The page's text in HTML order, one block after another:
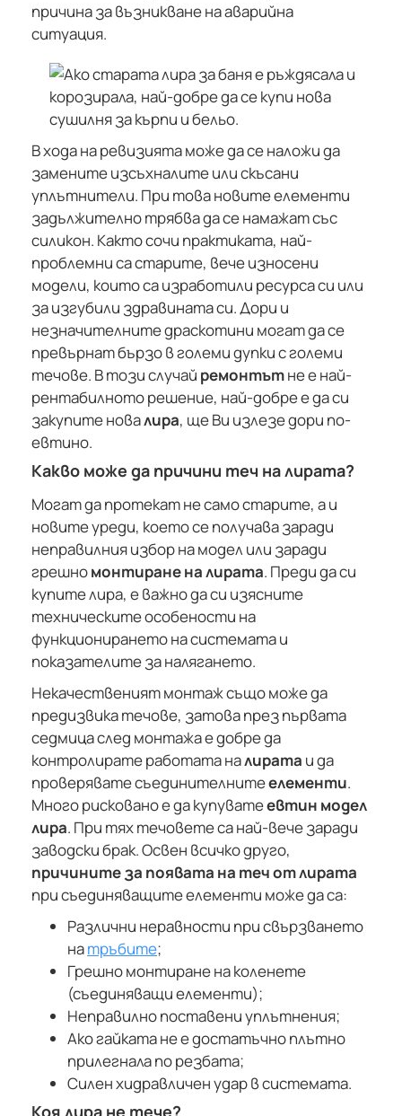
причина за възникване на аварийна
ситуация.
В хода на ревизията може да се наложи да
замените изсъхналите или скъсани
уплътнители. При това новите елементи
задължително трябва да се намажат със
силикон. Както сочи практиката, най-
проблемни са старите, вече износени
модели, които са изработили ресурса си или
за изгубили здравината си. Дори и
незначителните драскотини могат да се
превърнат бързо в големи дупки с големи
течове. В този случай ремонтътне е най-
рентабилното решение, най-добре е да си
закупите новалира, ще Ви излезе дори по-
евтино.
Какво може да причини теч на лирата?
Могат да протекат не само старите, а и
новите уреди, което се получава заради
неправилния избор на модел или заради
грешномонтиране на лирата. Преди да си
купите лира, е важно да си изясните
техническите особености на
функционирането на системата и
показателите за налягането.
Некачественият монтаж също може да
предизвика течове, затова през първата
седмица след монтажа е добре да
контролирате работата налирата и да
проверявате съединителнитеелементи.
Много рисковано е да купуватеевтин модел
лира. При тях течовете са най-вече заради
заводски брак. Освен всичко друго,
причините за появата на теч от лирата
при съединяващите елементи може да са:
Различни неравности при свързването
натръбите;
Грешно монтиране на коленете
(съединяващи елементи);
Неправилно поставени уплътнения;
Ако гайката не е достатъчно плътно
прилегнала по резбата;
Силен хидравличен удар в системата.
Коя лира не тече?